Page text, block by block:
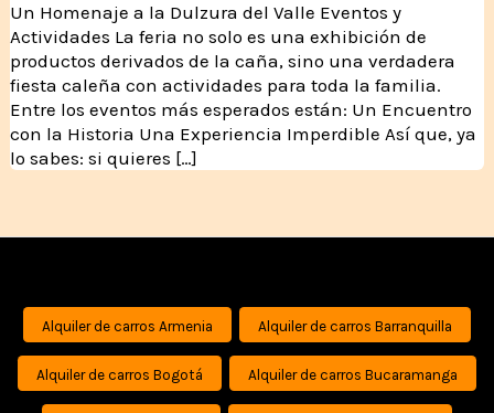
Un Homenaje a la Dulzura del Valle Eventos y
Actividades La feria no solo es una exhibición de
productos derivados de la caña, sino una verdadera
fiesta caleña con actividades para toda la familia.
Entre los eventos más esperados están: Un Encuentro
con la Historia Una Experiencia Imperdible Así que, ya
lo sabes: si quieres […]
Alquiler de carros Armenia Alquiler de carros Barranquilla
Alquiler de carros Bogotá Alquiler de carros Bucaramanga